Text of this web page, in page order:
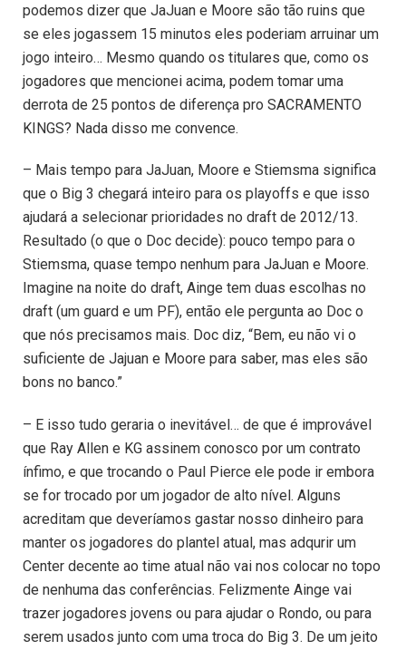
podemos dizer que JaJuan e Moore são tão ruins que
se eles jogassem 15 minutos eles poderiam arruinar um
jogo inteiro… Mesmo quando os titulares que, como os
jogadores que mencionei acima, podem tomar uma
derrota de 25 pontos de diferença pro SACRAMENTO
KINGS? Nada disso me convence.
– Mais tempo para JaJuan, Moore e Stiemsma significa
que o Big 3 chegará inteiro para os playoffs e que isso
ajudará a selecionar prioridades no draft de 2012/13.
Resultado (o que o Doc decide): pouco tempo para o
Stiemsma, quase tempo nenhum para JaJuan e Moore.
Imagine na noite do draft, Ainge tem duas escolhas no
draft (um guard e um PF), então ele pergunta ao Doc o
que nós precisamos mais. Doc diz, “Bem, eu não vi o
suficiente de Jajuan e Moore para saber, mas eles são
bons no banco.”
– E isso tudo geraria o inevitável… de que é improvável
que Ray Allen e KG assinem conosco por um contrato
ínfimo, e que trocando o Paul Pierce ele pode ir embora
se for trocado por um jogador de alto nível. Alguns
acreditam que deveríamos gastar nosso dinheiro para
manter os jogadores do plantel atual, mas adqurir um
Center decente ao time atual não vai nos colocar no topo
de nenhuma das conferências. Felizmente Ainge vai
trazer jogadores jovens ou para ajudar o Rondo, ou para
serem usados junto com uma troca do Big 3. De um jeito